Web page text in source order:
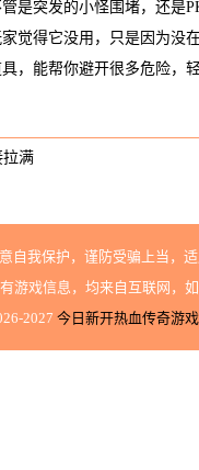
是突发的小怪围堵，还是
觉得它没用，只是因为没
，能帮你避开很多危险，
拉满
自我保护，谨防受骗上当，
游戏信息，均来自互联网，
2027 今日新开热血传奇游